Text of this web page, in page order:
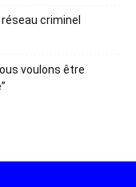
criminel
voulons être